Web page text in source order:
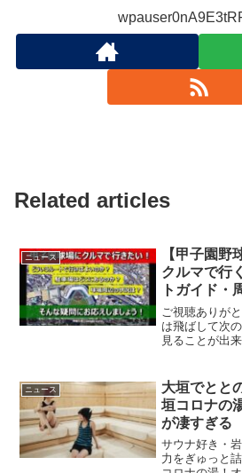
Related articles
ニュース
【甲子園野
クルマで行
トガイド・
すめ駐車場
ご視聴ありが
は飛ばして次
見ることが出
球場に近い周
歩いて...
ニュース
大垣でとと
垣コロナの
が凄すぎる
サウナ好き・
力をぎゅっと